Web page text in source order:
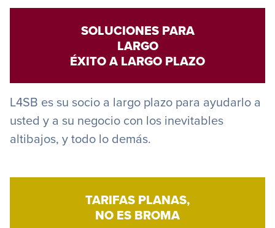
SOLUCIONES PARA
LARGO
ÉXITO A LARGO PLAZO
L4SB es su socio a largo plazo para ayudarlo a
usted y a su negocio con los inevitables
altibajos, y todo lo demás.
TARIFAS PLANAS,
NO ES BROMA